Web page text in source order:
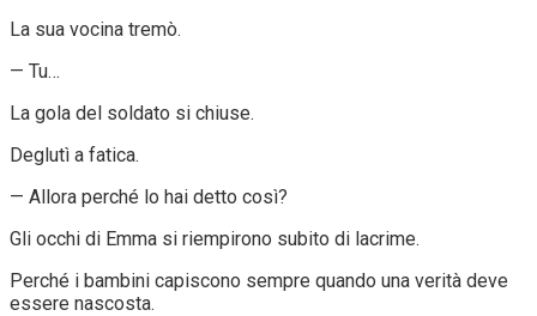
La sua vocina tremò.
— Tu…
La gola del soldato si chiuse.
Deglutì a fatica.
— Allora perché lo hai detto così?
Gli occhi di Emma si riempirono subito di lacrime.
Perché i bambini capiscono sempre quando una verità deve
essere nascosta.